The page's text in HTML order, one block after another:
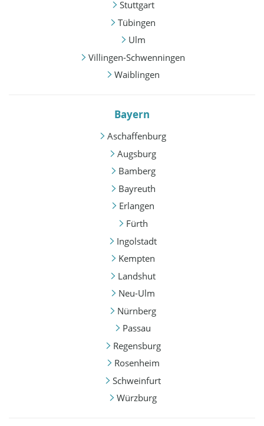
Stuttgart
Tübingen
Ulm
Villingen-Schwenningen
Waiblingen
Bayern
Aschaffenburg
Augsburg
Bamberg
Bayreuth
Erlangen
Fürth
Ingolstadt
Kempten
Landshut
Neu-Ulm
Nürnberg
Passau
Regensburg
Rosenheim
Schweinfurt
Würzburg